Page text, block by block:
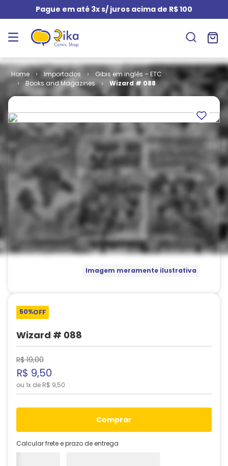
Pague em até 3x s/ juros acima de R$ 100
Importados
Gibis em inglês – ETC
Books and Magazines
Wizard # 088
Imagem meramente ilustrativa
50%OFF
Wizard # 088
R$ 19,00
R$ 9,50
ou 1x de R$ 9,50
comprar
Calcular frete e prazo de entrega